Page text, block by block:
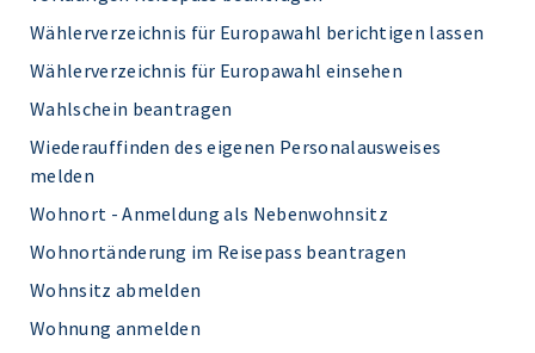
Wählerverzeichnis für Europawahl berichtigen lassen
Wählerverzeichnis für Europawahl einsehen
Wahlschein beantragen
Wiederauffinden des eigenen Personalausweises
melden
Wohnort - Anmeldung als Nebenwohnsitz
Wohnortänderung im Reisepass beantragen
Wohnsitz abmelden
Wohnung anmelden